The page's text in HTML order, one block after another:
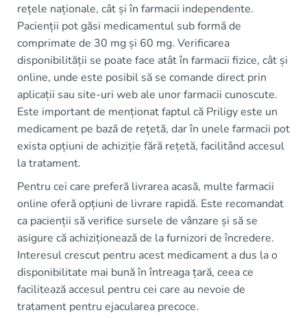
rețele naționale, cât și în farmacii independente.
Pacienții pot găsi medicamentul sub formă de
comprimate de 30 mg și 60 mg. Verificarea
disponibilității se poate face atât în farmacii fizice, cât și
online, unde este posibil să se comande direct prin
aplicații sau site-uri web ale unor farmacii cunoscute.
Este important de menționat faptul că Priligy este un
medicament pe bază de rețetă, dar în unele farmacii pot
exista opțiuni de achiziție fără rețetă, facilitând accesul
la tratament.
Pentru cei care preferă livrarea acasă, multe farmacii
online oferă opțiuni de livrare rapidă. Este recomandat
ca pacienții să verifice sursele de vânzare și să se
asigure că achiziționează de la furnizori de încredere.
Interesul crescut pentru acest medicament a dus la o
disponibilitate mai bună în întreaga țară, ceea ce
facilitează accesul pentru cei care au nevoie de
tratament pentru ejacularea precoce.